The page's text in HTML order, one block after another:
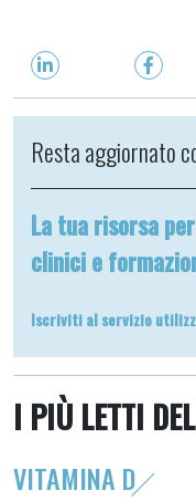
Resta aggiornato
La tua risorsa
clinici e
Iscriviti al servizio
I PIÙ LETTI
VITAMINA D